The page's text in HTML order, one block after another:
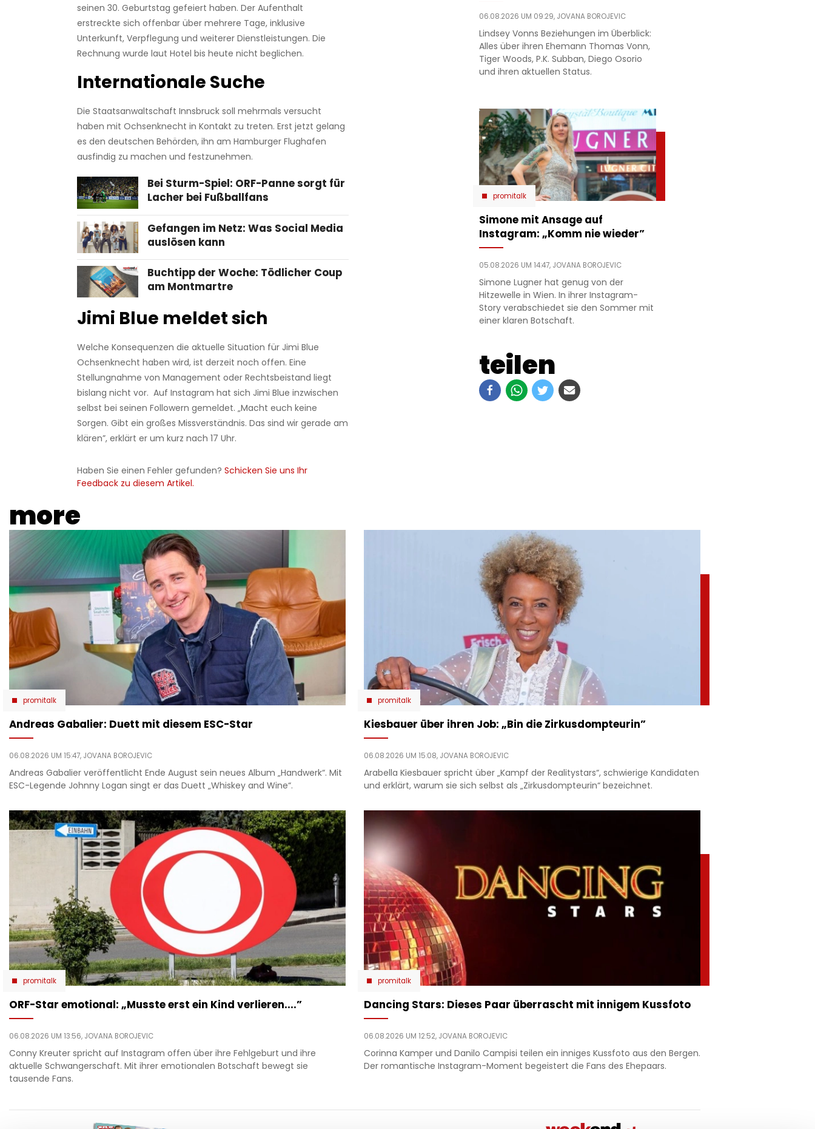
seinen 30. Geburtstag gefeiert haben. Der Aufenthalt
erstreckte sich offenbar über mehrere Tage, inklusive
Unterkunft, Verpflegung und weiterer Dienstleistungen. Die
Rechnung wurde laut Hotel bis heute nicht beglichen.
Internationale Suche
Die Staatsanwaltschaft Innsbruck soll mehrmals versucht
haben mit Ochsenknecht in Kontakt zu treten. Erst jetzt gelang
es den deutschen Behörden, ihn am Hamburger Flughafen
ausfindig zu machen und festzunehmen.
Bei Sturm-Spiel: ORF-Panne sorgt für
Lacher bei Fußballfans
Gefangen im Netz: Was Social Media
auslösen kann
Buchtipp der Woche: Tödlicher Coup
am Montmartre
Jimi Blue meldet sich
Welche Konsequenzen die aktuelle Situation für Jimi Blue
Ochsenknecht haben wird, ist derzeit noch offen. Eine
Stellungnahme von Management oder Rechtsbeistand liegt
bislang nicht vor. Auf Instagram hat sich Jimi Blue inzwischen
selbst bei seinen Followern gemeldet. „Macht euch keine
Sorgen. Gibt ein großes Missverständnis. Das sind wir gerade am
klären”, erklärt er um kurz nach 17 Uhr.
Haben Sie einen Fehler gefunden?Schicken Sie uns Ihr
Feedback zu diesem Artikel.
teilen
06.08.2026 UM 09:29, JOVANA BOROJEVIC
Lindsey Vonns Beziehungen im Überblick:
Alles über ihren Ehemann Thomas Vonn,
Tiger Woods, P.K. Subban, Diego Osorio
und ihren aktuellen Status.
promitalk
Simone mit Ansage auf
Instagram: „Komm nie wieder”
05.08.2026 UM 14:47, JOVANA BOROJEVIC
Simone Lugner hat genug von der
Hitzewelle in Wien. In ihrer Instagram-
Story verabschiedet sie den Sommer mit
einer klaren Botschaft.
more
promitalk
Andreas Gabalier: Duett mit diesem ESC-Star
06.08.2026 UM 15:47, JOVANA BOROJEVIC
Andreas Gabalier veröffentlicht Ende August sein neues Album „Handwerk“. Mit
ESC-Legende Johnny Logan singt er das Duett „Whiskey and Wine“.
promitalk
Kiesbauer über ihren Job: „Bin die Zirkusdompteurin”
06.08.2026 UM 15:08, JOVANA BOROJEVIC
Arabella Kiesbauer spricht über „Kampf der Realitystars“, schwierige Kandidaten
und erklärt, warum sie sich selbst als „Zirkusdompteurin“ bezeichnet.
promitalk
ORF-Star emotional: „Musste erst ein Kind verlieren....”
06.08.2026 UM 13:56, JOVANA BOROJEVIC
Conny Kreuter spricht auf Instagram offen über ihre Fehlgeburt und ihre
aktuelle Schwangerschaft. Mit ihrer emotionalen Botschaft bewegt sie
tausende Fans.
promitalk
Dancing Stars: Dieses Paar überrascht mit innigem Kussfoto
06.08.2026 UM 12:52, JOVANA BOROJEVIC
Corinna Kamper und Danilo Campisi teilen ein inniges Kussfoto aus den Bergen.
Der romantische Instagram-Moment begeistert die Fans des Ehepaars.